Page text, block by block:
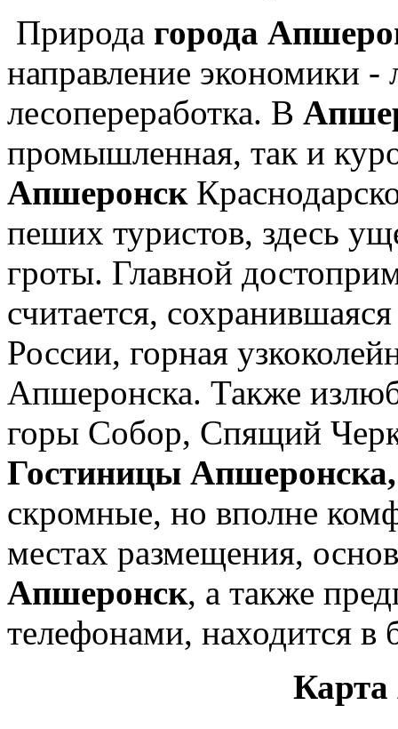
Природа города
направление экономики -
лесопереработка. В
промышленная, так и
Апшеронск
пеших туристов, здесь
гроты. Главной
считается,
России, горная
Апшеронска. Также
горы Собор, Спящий
Гостиницы
скромные, но вполне
местах размещения,
Апшеронск, а также
телефонами, находится в